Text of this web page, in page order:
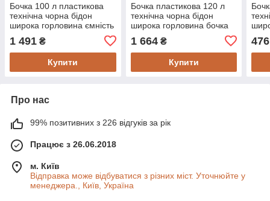
Бочка 100 л пластикова
технічна чорна бідон
широка горловина ємність
1 491 ₴
Купити
Бочка пластикова 120 л
технічна чорна бідон
широка горловина бочка
1 664₴
Купити
476
Про нас
99% позитивних з 226 відгуків за рік
Працює з 26.06.2018
м. Київ
Відправка може відбуватися з різних міст. Уточнюйте у
менеджера., Київ, Україна